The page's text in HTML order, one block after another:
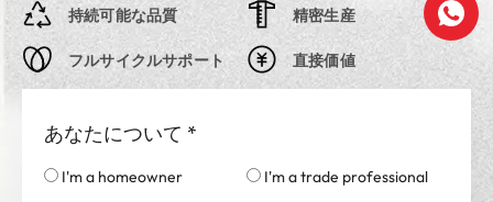
持続可能な品質
フルサイクルサポート
精密生産
直接価値
あなたについて *
I'm a homeowner I'm a trade professional